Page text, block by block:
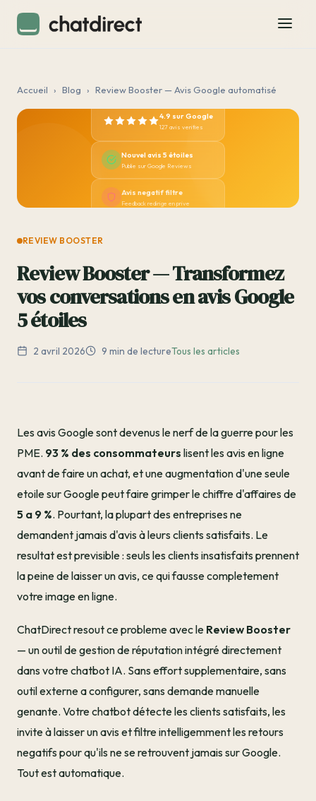
Accueil › Blog › Review Booster — Avis Google automatisé
4.9 sur Google
127 avis verifies
Nouvel avis 5 étoiles
Publie sur Google Reviews
Avis negatif filtre
Feedback redirige en prive
REVIEW BOOSTER
Review Booster — Transformez
vos conversations en avis Google
5 étoiles
2 avril 2026 9 min de lectureTous les articles
Les avis Google sont devenus le nerf de la guerre pour les
PME. 93 % des consommateurs lisent les avis en ligne
avant de faire un achat, et une augmentation d'une seule
etoile sur Google peut faire grimper le chiffre d'affaires de
5 a 9 %. Pourtant, la plupart des entreprises ne
demandent jamais d'avis à leurs clients satisfaits. Le
resultat est previsible : seuls les clients insatisfaits prennent
la peine de laisser un avis, ce qui fausse completement
votre image en ligne.
ChatDirect resout ce probleme avec le Review Booster
— un outil de gestion de réputation intégré directement
dans votre chatbot IA. Sans effort supplementaire, sans
outil externe a configurer, sans demande manuelle
genante. Votre chatbot détecte les clients satisfaits, les
invite à laisser un avis et filtre intelligemment les retours
negatifs pour qu'ils ne se retrouvent jamais sur Google.
Tout est automatique.